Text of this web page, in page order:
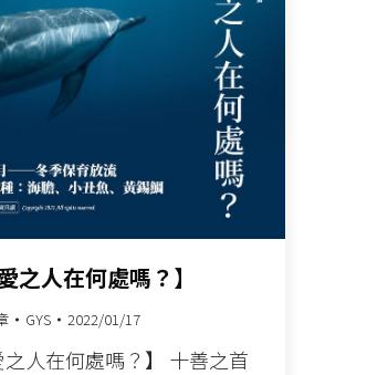
之人在何處嗎？】
GYS 2022/01/17
之人在何處嗎？】 十善之首